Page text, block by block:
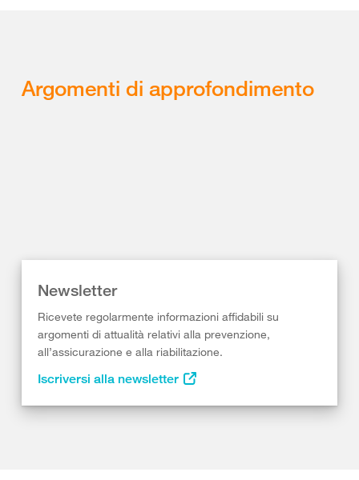
Argomenti di approfondimento
Newsletter
Ricevete regolarmente informazioni affidabili su
argomenti di attualità relativi alla prevenzione,
all’assicurazione e alla riabilitazione.
Iscriversi alla newsletter